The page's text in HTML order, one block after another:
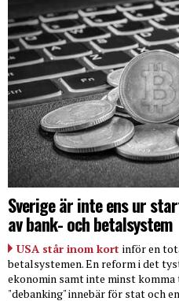
Sverige är inte ens ur
av bank- och betalsystem
USA står inom kort inför en
betalsystemen. En reform i det
ekonomin samt inte minst
"debanking" innebär för stat och